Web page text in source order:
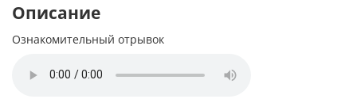
Описание
Ознакомительный отрывок